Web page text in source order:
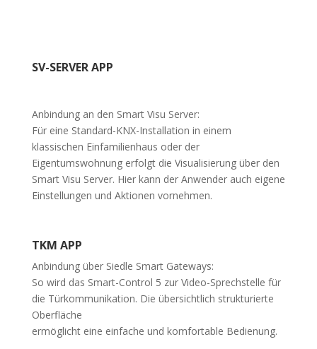
SV-SERVER APP
Anbindung an den Smart Visu Server:
Für eine Standard-KNX-Installation in einem
klassischen Einfamilienhaus oder der
Eigentumswohnung erfolgt die Visualisierung über den
Smart Visu Server. Hier kann der Anwender auch eigene
Einstellungen und Aktionen vornehmen.
TKM APP
Anbindung über Siedle Smart Gateways:
So wird das Smart-Control 5 zur Video-Sprechstelle für
die Türkommunikation. Die übersichtlich strukturierte
Oberfläche
ermöglicht eine einfache und komfortable Bedienung.